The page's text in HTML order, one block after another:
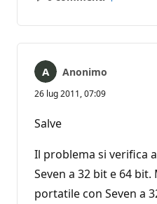
Nessun
Anonimo
26 lug 2011, 07:09
Salve
Il problema si verifica
Seven a 32 bit e 64
portatile con Seven a